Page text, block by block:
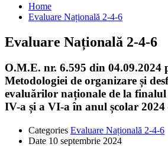
Home
Evaluare Națională 2-4-6
Evaluare Națională 2-4-6
O.M.E. nr. 6.595 din
Metodologiei de organizare și
evaluărilor naționale de la
IV-a și a VI-a în anul școlar 2024
Categories Evaluare Națională 2-4-6
Date 10 septembrie 2024